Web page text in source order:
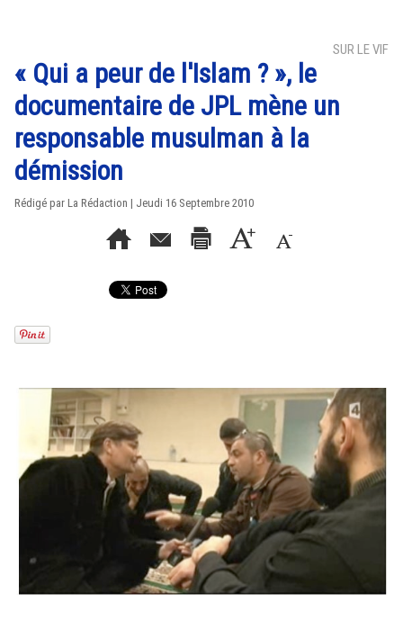
SUR LE VIF
« Qui a peur de l'Islam ? », le
documentaire de JPL mène un
responsable musulman à la
démission
Rédigé par La Rédaction | Jeudi 16 Septembre 2010